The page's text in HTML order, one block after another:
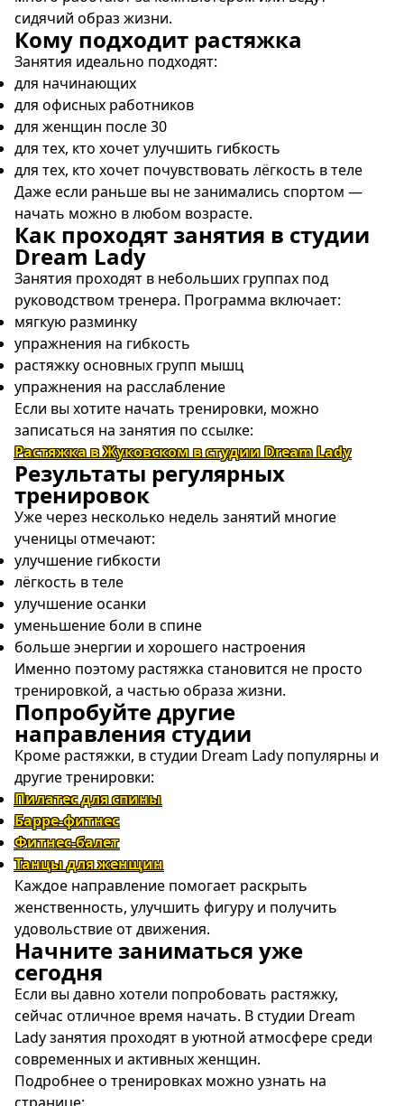
сидячий образ жизни.
Кому подходит растяжка
Занятия идеально подходят:
для начинающих
для офисных работников
для женщин после 30
для тех, кто хочет улучшить гибкость
для тех, кто хочет почувствовать лёгкость в теле
Даже если раньше вы не занимались спортом —
начать можно в любом возрасте.
Как проходят занятия в студии
Dream Lady
Занятия проходят в небольших группах под
руководством тренера. Программа включает:
мягкую разминку
упражнения на гибкость
растяжку основных групп мышц
упражнения на расслабление
Если вы хотите начать тренировки, можно
записаться на занятия по ссылке:
Растяжка в Жуковском в студии Dream Lady
Результаты регулярных
тренировок
Уже через несколько недель занятий многие
ученицы отмечают:
улучшение гибкости
лёгкость в теле
улучшение осанки
уменьшение боли в спине
больше энергии и хорошего настроения
Именно поэтому растяжка становится не просто
тренировкой, а частью образа жизни.
Попробуйте другие
направления студии
Кроме растяжки, в студии Dream Lady популярны и
другие тренировки:
Пилатес для спины
Барре-фитнес
Фитнес-балет
Танцы для женщин
Каждое направление помогает раскрыть
женственность, улучшить фигуру и получить
удовольствие от движения.
Начните заниматься уже
сегодня
Если вы давно хотели попробовать растяжку,
сейчас отличное время начать. В студии Dream
Lady занятия проходят в уютной атмосфере среди
современных и активных женщин.
Подробнее о тренировках можно узнать на